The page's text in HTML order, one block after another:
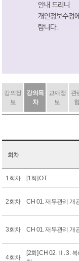
안내 드리니
개인정보수정
랍니다.
강의정
보
강의목
차
교재정
보
관
회차
1회차 [1회] OT
2회차 CH 01. 재무관리 개
3회차 CH 01. 재무관리 개
4회차
[2회] CH 02. Ⅱ. 3.